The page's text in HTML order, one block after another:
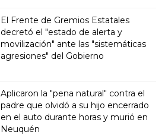
El Frente de Gremios Estatales
decretó el "estado de alerta y
movilización" ante las "sistemáticas
agresiones" del Gobierno
Aplicaron la "pena natural" contra el
padre que olvidó a su hijo encerrado
en el auto durante horas y murió en
Neuquén